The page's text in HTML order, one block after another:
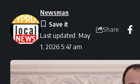
Last updated: May
1, 2026 5:47 am
Newsman
Share